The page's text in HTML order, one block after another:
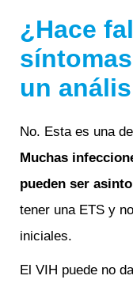
¿Hace
un
No. Esta es una
Muchas
pueden ser
tener una ETS y
iniciales.
El VIH puede no